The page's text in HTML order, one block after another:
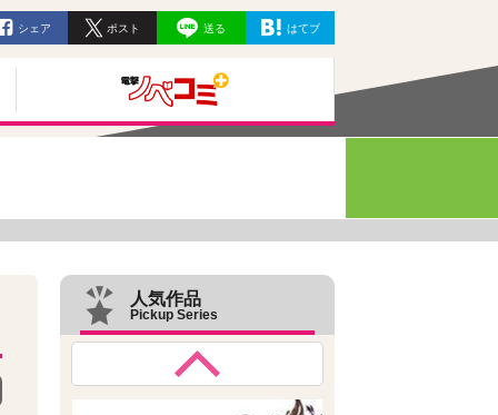
シェア ポスト 送る はてブ
人気作品
Pickup Series